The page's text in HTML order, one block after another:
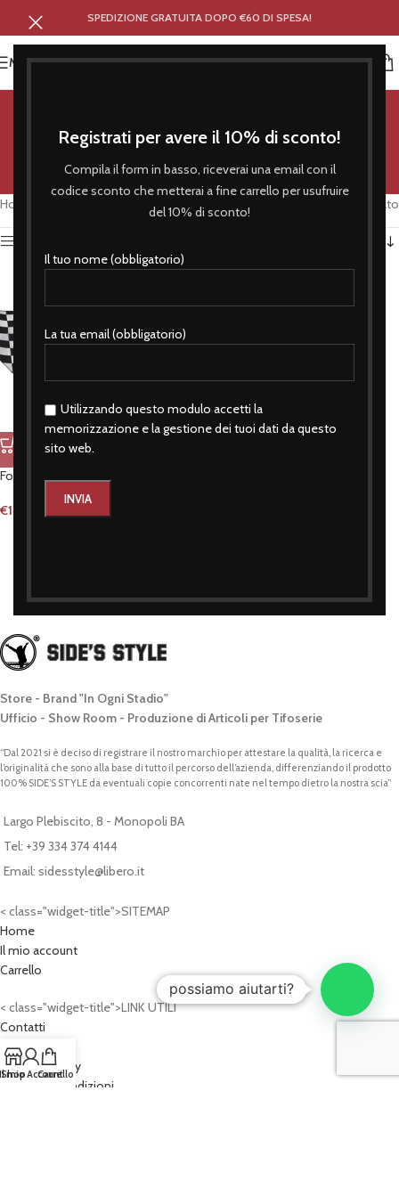
Registrati per avere il 10% di sconto!
Compila il form in basso, riceverai una email con il
codice sconto che metterai a fine carrello per usufruire
del 10% di sconto!
Il tuo nome (obbligatorio)
La tua email (obbligatorio)
Utilizzando questo modulo accetti la
memorizzazione e la gestione dei tuoi dati da questo
sito web.
SPEDIZIONE GRATUITA DOPO €60 DI SPESA!
MENU
harley
Categorie
Home Prodotti taggati “harley” Visualizzazione del risultato
Foulard officine clandestine
€14,90
Store - Brand "In Ogni Stadio"
Ufficio - Show Room - Produzione di Articoli per Tifoserie
“Dal 2021 si è deciso di registrare il nostro marchio per attestare la qualità, la ricerca e
l’originalità che sono alla base di tutto il percorso dell’azienda, differenziando il prodotto
100% SIDE’S STYLE da eventuali copie concorrenti nate nel tempo dietro la nostra scia”
Largo Plebiscito, 8 - Monopoli BA
Tel: +39 334 374 4144
Email: sidesstyle@libero.it
< class="widget-title">SITEMAP
Home
Il mio account
Carrello
< class="widget-title">LINK UTILI
Contatti
Privacy Policy
Cookies Policy
Termini e Condizioni
Shop
Il mio Account
Carrello
possiamo aiutarti?